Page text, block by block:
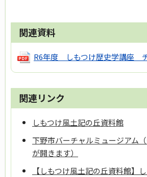
関連資料
R6年度 しもつけ歴史学講座
関連リンク
しもつけ風土記の丘資料館
下野市バーチャルミュージアム
が開きます）
【しもつけ風土記の丘資料館】